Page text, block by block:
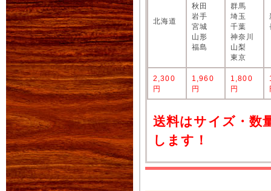
北海道
秋田
岩手
宮城
山形
福島
群馬
埼玉
千葉
神奈川
山梨
東京
2,300
円
1,960
円
1,800
円
送料はサイズ・数
します！